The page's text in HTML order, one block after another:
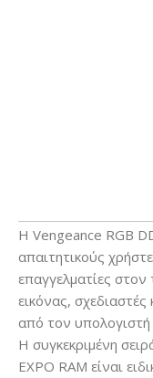
Η Vengeance RGB
απαιτητικούς
επαγγελματίες στον
εικόνας,
από τον υπολογιστή
Η συγκεκριμένη
EXPO RAM είναι